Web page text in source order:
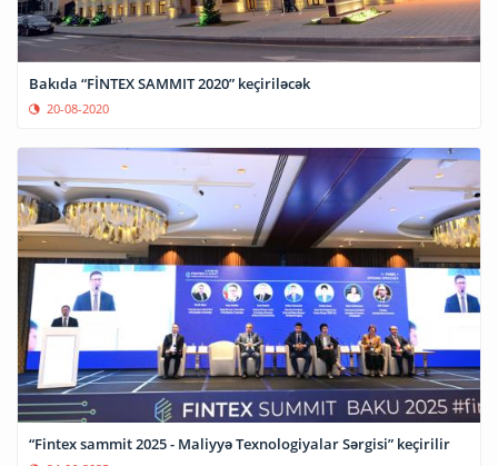
Bakıda “FİNTEX SAMMIT 2020” keçiriləcək
20-08-2020
“Fintex sammit 2025 - Maliyyə Texnologiyalar Sərgisi” keçirilir